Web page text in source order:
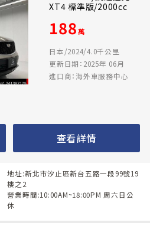
XT4 標準版/2000cc
188萬
日本/2024/4.0千公里
更新日期：2025年 06月
進口商：海外車服務中心
查看詳情
地址:新北市汐止區新台五路一段99號19
樓之2
營業時間:10:00AM~18:00PM 周六日公
休